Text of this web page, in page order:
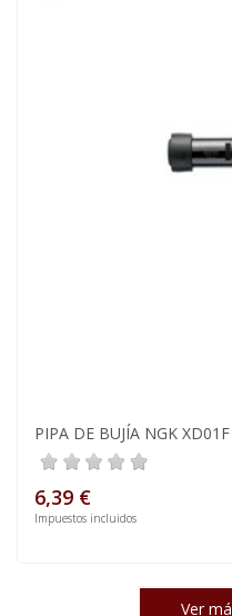
PIPA DE BUJÍA NGK
6,39 €
Impuestos incluidos
Ver